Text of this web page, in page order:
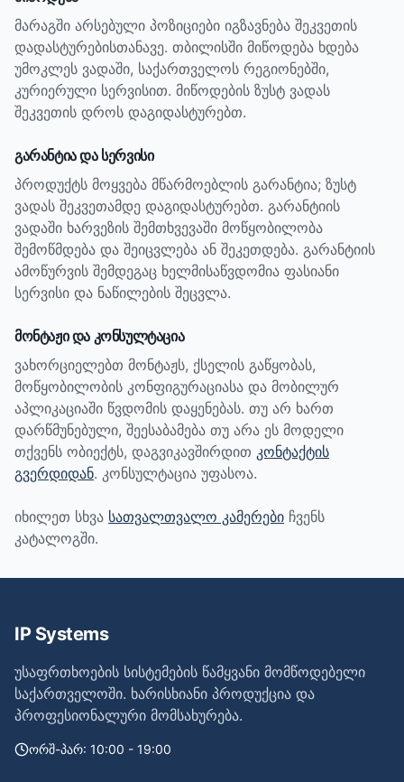
მარაგში არსებული პოზიციები იგზავნება შეკვეთის
დადასტურებისთანავე. თბილისში მიწოდება ხდება
უმოკლეს ვადაში, საქართველოს რეგიონებში,
კურიერული სერვისით. მიწოდების ზუსტ ვადას
შეკვეთის დროს დაგიდასტურებთ.
გარანტია და სერვისი
პროდუქტს მოყვება მწარმოებლის გარანტია; ზუსტ
ვადას შეკვეთამდე დაგიდასტურებთ. გარანტიის
ვადაში ხარვეზის შემთხვევაში მოწყობილობა
შემოწმდება და შეიცვლება ან შეკეთდება. გარანტიის
ამოწურვის შემდეგაც ხელმისაწვდომია ფასიანი
სერვისი და ნაწილების შეცვლა.
მონტაჟი და კონსულტაცია
ვახორციელებთ მონტაჟს, ქსელის გაწყობას,
მოწყობილობის კონფიგურაციასა და მობილურ
აპლიკაციაში წვდომის დაყენებას. თუ არ ხართ
დარწმუნებული, შეესაბამება თუ არა ეს მოდელი
თქვენს ობიექტს, დაგვიკავშირდით კონტაქტის
გვერდიდან. კონსულტაცია უფასოა.
იხილეთ სხვა სათვალთვალო კამერები ჩვენს
კატალოგში.
IP Systems
უსაფრთხოების სისტემების წამყვანი მომწოდებელი
საქართველოში. ხარისხიანი პროდუქცია და
პროფესიონალური მომსახურება.
ორშ-პარ: 10:00 - 19:00